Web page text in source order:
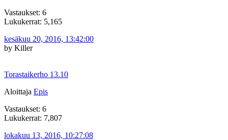
Vastaukset: 6
Lukukerrat: 5,165
kesäkuu 20, 2016, 13:42:00
by Killer
Torastaikerho 13.10
Aloittaja Epis
Vastaukset: 6
Lukukerrat: 7,807
lokakuu 13, 2016, 10:27:08